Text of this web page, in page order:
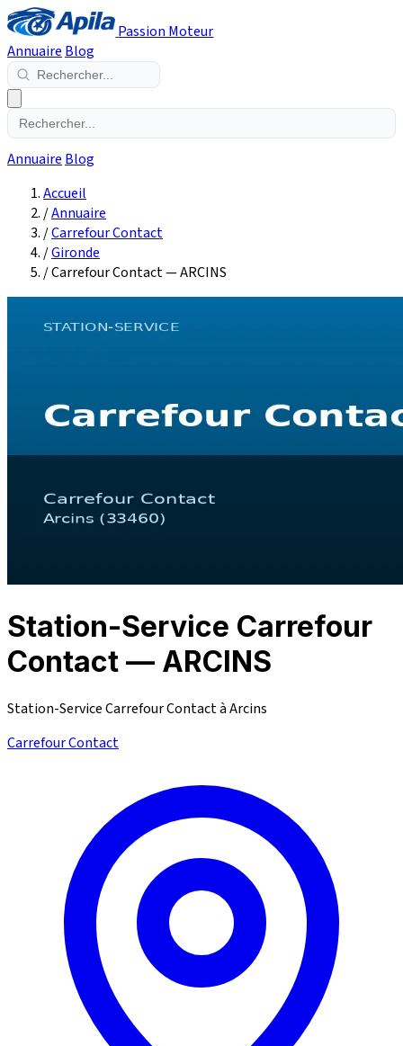
Passion Moteur
Annuaire Blog
Annuaire Blog
Accueil
/Annuaire
/Carrefour Contact
/Gironde
/Carrefour Contact — ARCINS
Station-Service Carrefour
Contact — ARCINS
Station-Service Carrefour Contact à Arcins
Carrefour Contact